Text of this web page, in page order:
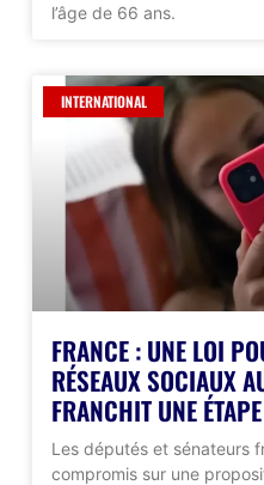
l’âge de 66 ans.
INTERNATIONAL
FRANCE : UNE LOI
RÉSEAUX SOCIAUX
FRANCHIT UNE
Les députés et sénateurs
compromis sur une